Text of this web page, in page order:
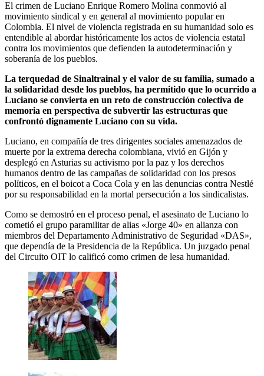
El crimen de Luciano Enrique Romero Molina conmovió al
movimiento sindical y en general al movimiento popular en
Colombia. El nivel de violencia registrada en su humanidad solo es
entendible al abordar históricamente los actos de violencia estatal
contra los movimientos que defienden la autodeterminación y
soberanía de los pueblos.
La terquedad de Sinaltrainal y el valor de su familia, sumado a
la solidaridad desde los pueblos, ha permitido que lo ocurrido a
Luciano se convierta en un reto de construcción colectiva de
memoria en perspectiva de subvertir las estructuras que
confrontó dignamente Luciano con su vida.
Luciano, en compañía de tres dirigentes sociales amenazados de
muerte por la extrema derecha colombiana, vivió en Gijón y
desplegó en Asturias su activismo por la paz y los derechos
humanos dentro de las campañas de solidaridad con los presos
políticos, en el boicot a Coca Cola y en las denuncias contra Nestlé
por su responsabilidad en la mortal persecución a los sindicalistas.
Como se demostró en el proceso penal, el asesinato de Luciano lo
cometió el grupo paramilitar de alias «Jorge 40» en alianza con
miembros del Departamento Administrativo de Seguridad «DAS»,
que dependía de la Presidencia de la República. Un juzgado penal
del Circuito OIT lo calificó como crimen de lesa humanidad.